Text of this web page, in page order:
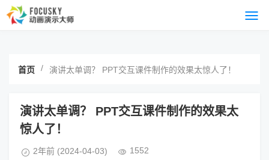
首页 / 演讲太单调？ PPT交互课件制作的效果太惊人了！
演讲太单调？ PPT交互课件制作的效果太
惊人了！
2年前 (2024-04-03) 1552